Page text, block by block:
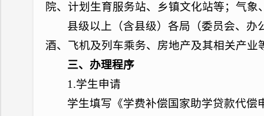
院、计划生育服务站、乡镇文化站等；气
县级以上（含县级）各局（委员会、
酒、飞机及列车乘务、房地产及其相关产业
三、办理程序
1.学生申请
学生填写《学费补偿国家助学贷款代